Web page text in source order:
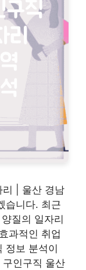
리 | 울산 경남
습니다. 최근
질의 일자리
과적인 취업
정보 분석이
인구직 울산